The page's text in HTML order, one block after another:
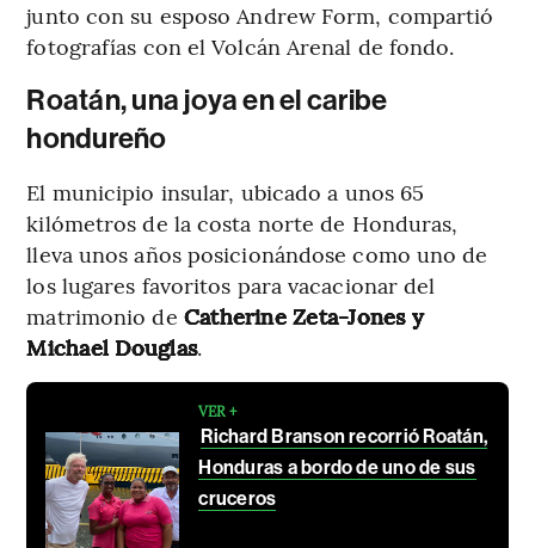
junto con su esposo Andrew Form, compartió
fotografías con el Volcán Arenal de fondo.
Roatán, una joya en el caribe
hondureño
El municipio insular, ubicado a unos 65
kilómetros de la costa norte de Honduras,
lleva unos años posicionándose como uno de
los lugares favoritos para vacacionar del
matrimonio de Catherine Zeta-Jones y
Michael Douglas.
VER +
Richard Branson recorrió Roatán,
Honduras a bordo de uno de sus
cruceros